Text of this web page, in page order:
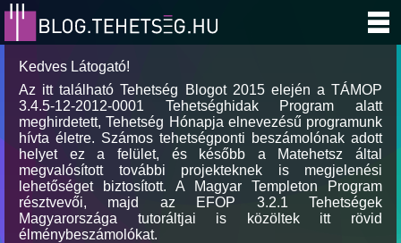
Kedves Látogató!
Az itt található Tehetség Blogot 2015 elején a TÁMOP
3.4.5-12-2012-0001 Tehetséghidak Program alatt
meghirdetett, Tehetség Hónapja elnevezésű programunk
hívta életre. Számos tehetségponti beszámolónak adott
helyet ez a felület, és később a Matehetsz által
megvalósított további projekteknek is megjelenési
lehetőséget biztosított. A Magyar Templeton Program
résztvevői, majd az EFOP 3.2.1 Tehetségek
Magyarországa tutoráltjai is közöltek itt rövid
élménybeszámolókat.